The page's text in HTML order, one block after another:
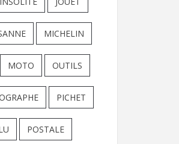
MICHELIN
MOTO OUTILS
PICHET
POSTALE